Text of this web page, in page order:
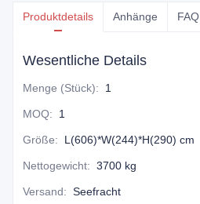
Produktdetails Anhänge FAQ
Wesentliche Details
Menge (Stück): 1
MOQ: 1
Größe: L(606)*W(244)*H(290) cm
Nettogewicht: 3700 kg
Versand: Seefracht